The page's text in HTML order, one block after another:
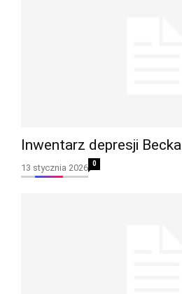
Inwentarz depresji Becka
13 stycznia 2026 0